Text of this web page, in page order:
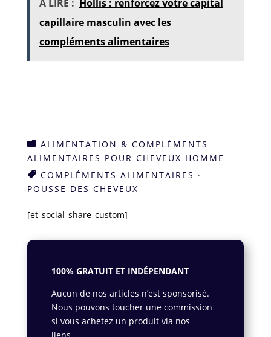
À LIRE : Hollis : renforcez votre capital
capillaire masculin avec les
compléments alimentaires

ALIMENTATION & COMPLÉMENTS
ALIMENTAIRES POUR CHEVEUX HOMME
 COMPLÉMENTS ALIMENTAIRES ·
POUSSE DES CHEVEUX
[et_social_share_custom]
100% GRATUIT ET INDÉPENDANT
Aucun de nos articles n’est sponsorisé.
Nous pouvons toucher une commission
si vous achetez un produit via nos